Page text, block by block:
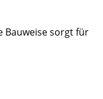
Bauweise sorgt für